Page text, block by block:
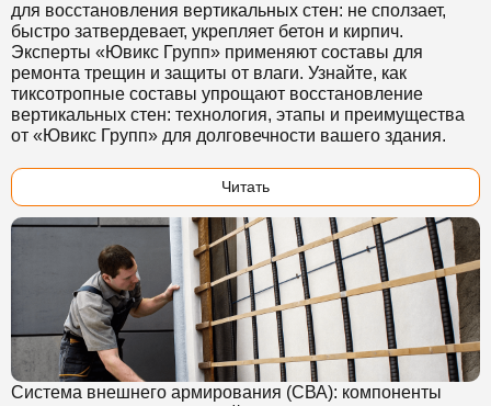
для восстановления вертикальных стен: не сползает,
быстро затвердевает, укрепляет бетон и кирпич.
Эксперты «Ювикс Групп» применяют составы для
ремонта трещин и защиты от влаги. Узнайте, как
тиксотропные составы упрощают восстановление
вертикальных стен: технология, этапы и преимущества
от «Ювикс Групп» для долговечности вашего здания.
Читать
Система внешнего армирования (СВА): компоненты